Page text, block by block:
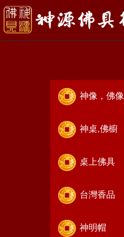
女神娘娘
神像，佛像
神桌,佛櫥
桌上佛具
台灣香品
神明帽